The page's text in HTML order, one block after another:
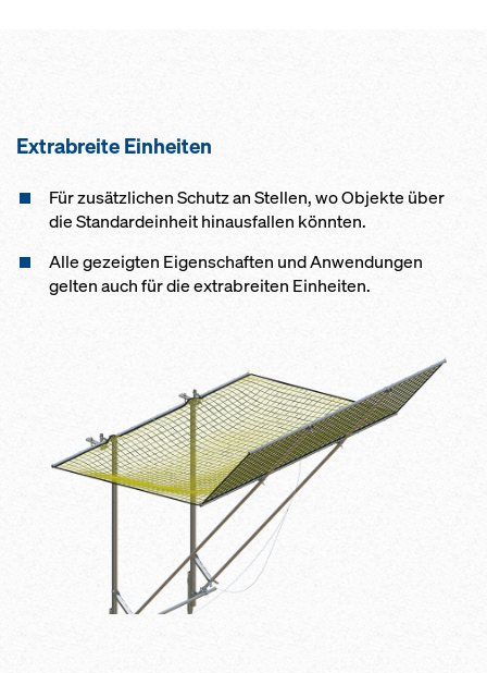
Extrabreite Einheiten
Für zusätzlichen Schutz an Stellen, wo Objekte über
die Standardeinheit hinausfallen könnten.
Alle gezeigten Eigenschaften und Anwendungen
gelten auch für die extrabreiten Einheiten.